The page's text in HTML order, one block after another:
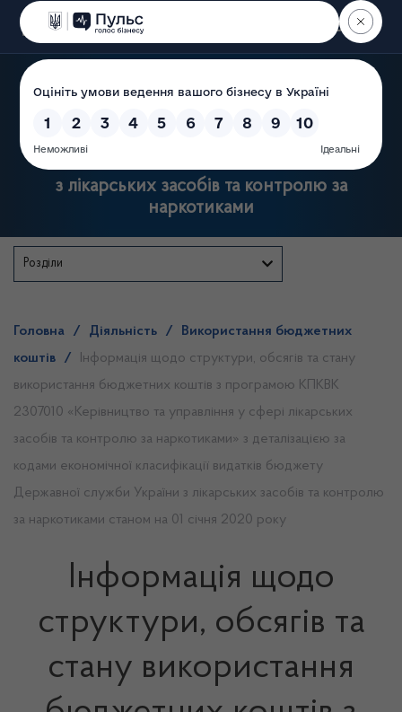
Пошук
Державна служба України
з лікарських засобів та контролю за
наркотиками
Розділи
Головна / Діяльність /
Використання бюджетних
коштів
/
Інформація щодо структури, обсягів та стану
використання бюджетних коштів з програмою КПКВК
2307010 «Керівництво та управління у сфері лікарських
засобів та контролю за наркотиками» з деталізацією за
кодами економічної класифікації видатків бюджету
Державної служби України з лікарських засобів та контролю
за наркотиками станом на 01 січня 2020 року
Інформація щодо
структури, обсягів та
стану використання